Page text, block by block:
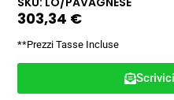
303,34 €
**Prezzi Tasse Incluse